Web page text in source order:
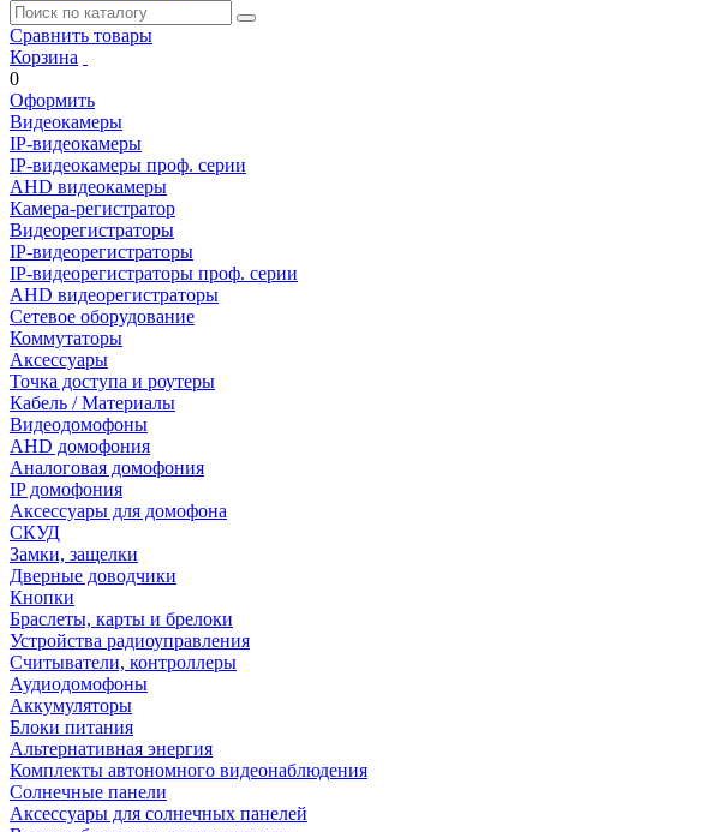
Сравнить товары
Корзина
0
Оформить
Видеокамеры
IP-видеокамеры
IP-видеокамеры проф. серии
AHD видеокамеры
Камера-регистратор
Видеорегистраторы
IP-видеорегистраторы
IP-видеорегистраторы проф. серии
AHD видеорегистраторы
Сетевое оборудование
Коммутаторы
Аксессуары
Точка доступа и роутеры
Кабель / Материалы
Видеодомофоны
AHD домофония
Аналоговая домофония
IP домофония
Аксессуары для домофона
СКУД
Замки, защелки
Дверные доводчики
Кнопки
Браслеты, карты и брелоки
Устройства радиоуправления
Считыватели, контроллеры
Аудиодомофоны
Аккумуляторы
Блоки питания
Альтернативная энергия
Комплекты автономного видеонаблюдения
Солнечные панели
Аксессуары для солнечных панелей